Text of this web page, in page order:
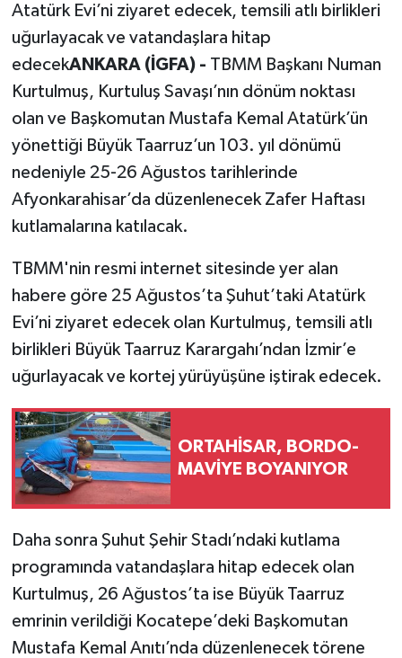
Atatürk Evi’ni ziyaret edecek, temsili atlı birlikleri
uğurlayacak ve vatandaşlara hitap
edecekANKARA (İGFA) - TBMM Başkanı Numan
Kurtulmuş, Kurtuluş Savaşı’nın dönüm noktası
olan ve Başkomutan Mustafa Kemal Atatürk’ün
yönettiği Büyük Taarruz’un 103. yıl dönümü
nedeniyle 25-26 Ağustos tarihlerinde
Afyonkarahisar’da düzenlenecek Zafer Haftası
kutlamalarına katılacak.
TBMM'nin resmi internet sitesinde yer alan
habere göre 25 Ağustos’ta Şuhut’taki Atatürk
Evi’ni ziyaret edecek olan Kurtulmuş, temsili atlı
birlikleri Büyük Taarruz Karargahı’ndan İzmir’e
uğurlayacak ve kortej yürüyüşüne iştirak edecek.
ORTAHİSAR, BORDO-
MAVİYE BOYANIYOR
Daha sonra Şuhut Şehir Stadı’ndaki kutlama
programında vatandaşlara hitap edecek olan
Kurtulmuş, 26 Ağustos’ta ise Büyük Taarruz
emrinin verildiği Kocatepe’deki Başkomutan
Mustafa Kemal Anıtı’nda düzenlenecek törene